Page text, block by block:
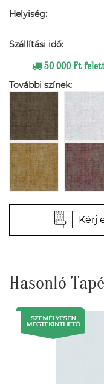
Helyiség:
Szállítási idő:
50 000 Ft felett
További színek:
Kérj
Hasonló